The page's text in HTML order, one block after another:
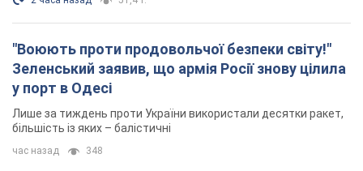
"Воюють проти продовольчої безпеки світу!"
Зеленський заявив, що армія Росії знову цілила
у порт в Одесі
Лише за тиждень проти України використали десятки ракет,
більшість із яких – балістичні
час назад 348